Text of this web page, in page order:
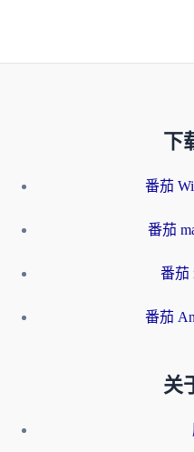
下
番茄
番茄
番茄
番茄
关